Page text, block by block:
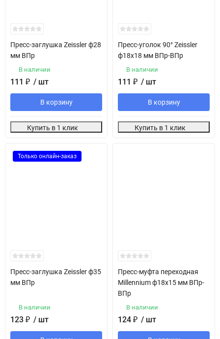
Пресс-заглушка Zeissler ф28
мм ВПр
В наличии
111 ₽ / шт
В корзину
Купить в 1 клик
Пресс-уголок 90° Zeissler
ф18х18 мм ВПр-ВПр
В наличии
111 ₽ / шт
В корзину
Купить в 1 клик
Только онлайн-заказ
Пресс-заглушка Zeissler ф35
мм ВПр
В наличии
123 ₽ / шт
Пресс-муфта переходная
Millennium ф18х15 мм ВПр-
ВПр
В наличии
124 ₽ / шт